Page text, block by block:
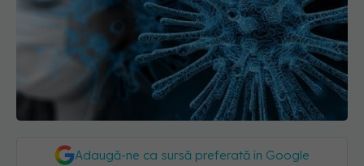
Adaugă-ne ca sursă preferată în Google